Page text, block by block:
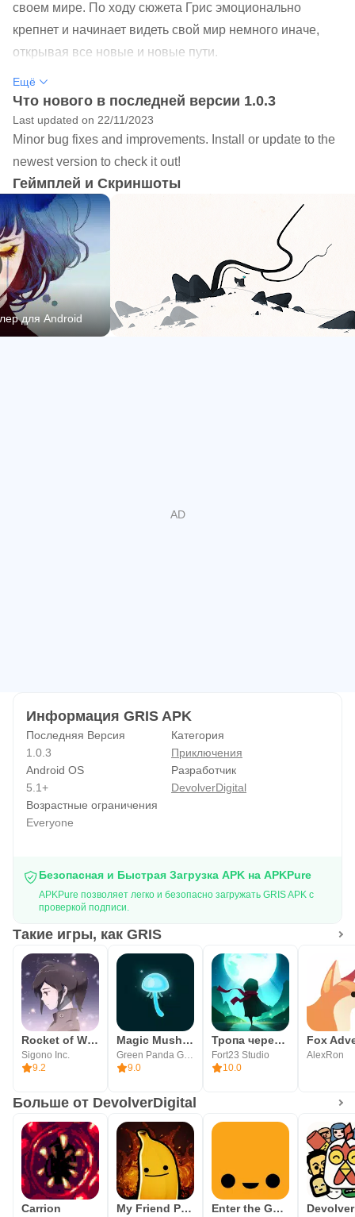
своем мире. По ходу сюжета Грис эмоционально
крепнет и начинает видеть свой мир немного иначе,
открывая все новые и новые пути.
GRIS — медитативная и умная игра, в которой вам не
нужно бояться смерти, нервного срыва или гнетущей
атмосферы опасности. Вас ждет тщательно
продуманный и анимированный мир, а ваши уши
приласкает оригинальный саундтрек. А еще —
несложные головоломки, элементы платформера и
необязательные испытания.
В GRIS почти нет текста — только небольшие
подсказки по управлению, записанные понятными
общими символами. Каждый может играть в эту игру,
на каком бы языке он ни говорил.
Ещё
Что нового в последней версии 1.0.3
Last updated on 22/11/2023
Minor bug fixes and improvements. Install or update to the
newest version to check it out!
Геймплей и Скриншоты
для Android
Информация GRIS APK
Последняя Версия
1.0.3
Категория
Приключения
Android OS
5.1+
Разработчик
DevolverDigital
Возрастные ограничения
Everyone
Безопасная и Быстрая Загрузка APK на APKPure
APKPure позволяет легко и безопасно загружать GRIS APK с
проверкой подписи.
Такие игры, как GRIS
Rocket of Whispers: Prologue
Sigono Inc.
9.2
Magic Mushrooms
Green Panda Games
9.0
Тропа через лес
Fort23 Studio
10.0
AlexRon
Больше от DevolverDigital
Carrion My Friend Pedro : Ripe for Rev Enter the Gungeon — демоверсия